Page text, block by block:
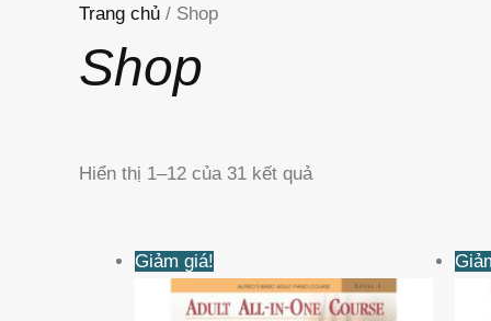
Trang chủ / Shop
Shop
Hiển thị 1–12 của 31 kết quả
Giảm giá!Giá
gốc
là:
690KVND.
hiện
tại
là: